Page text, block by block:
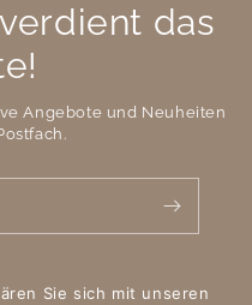
das
Angebote und Neuheiten
Sie sich mit unseren